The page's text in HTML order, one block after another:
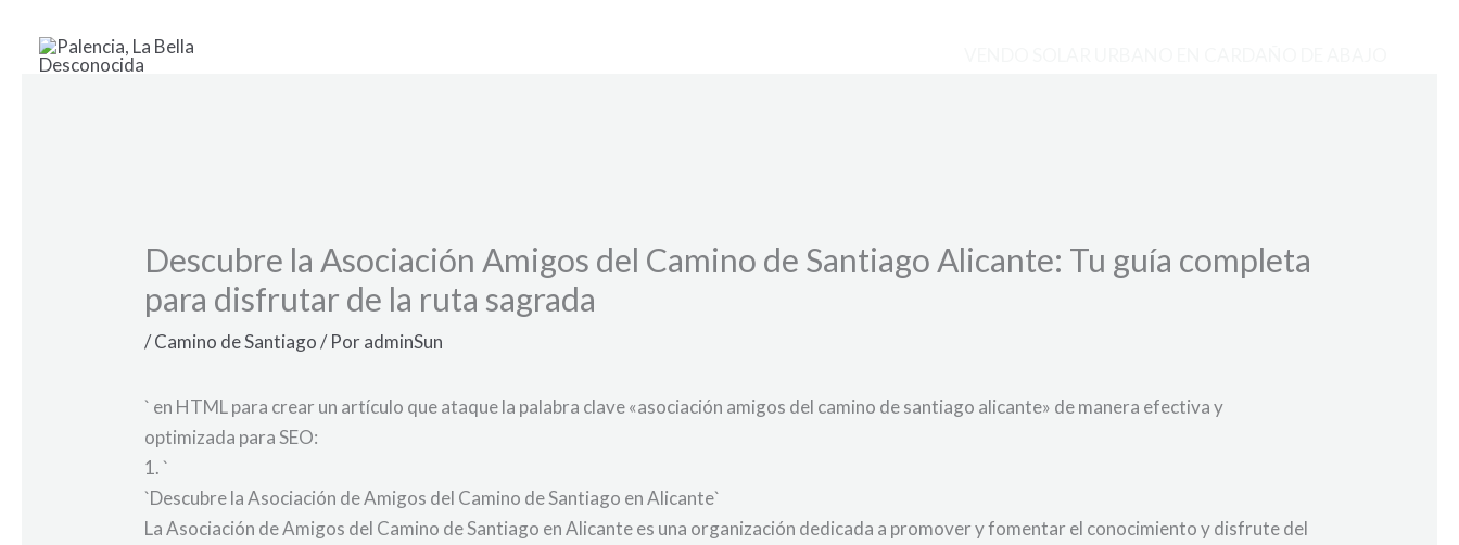
contenido
Descubre la Asociación Amigos del Camino de Santiago Alicante: Tu guía completa
para disfrutar de la ruta sagrada
/Camino de Santiago/ PoradminSun
` en HTML para crear un artículo que ataque la palabra clave «asociación amigos del camino de santiago alicante» de manera efectiva y
optimizada para SEO:
1. `
`Descubre la Asociación de Amigos del Camino de Santiago en Alicante`
La Asociación de Amigos del Camino de Santiago en Alicante es una organización dedicada a promover y fomentar el conocimiento y disfrute del